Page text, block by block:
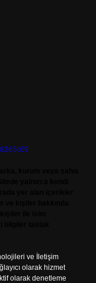
ve İletişim
olarak hizmet
olarak denetleme